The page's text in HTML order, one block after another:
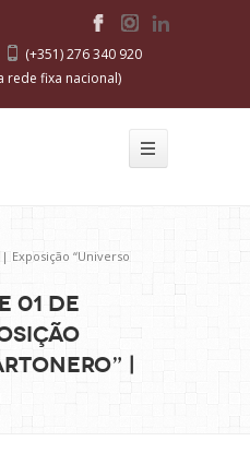
(+351) 276 340 920
rede fixa nacional)
Exposição “Universo
01 de
|